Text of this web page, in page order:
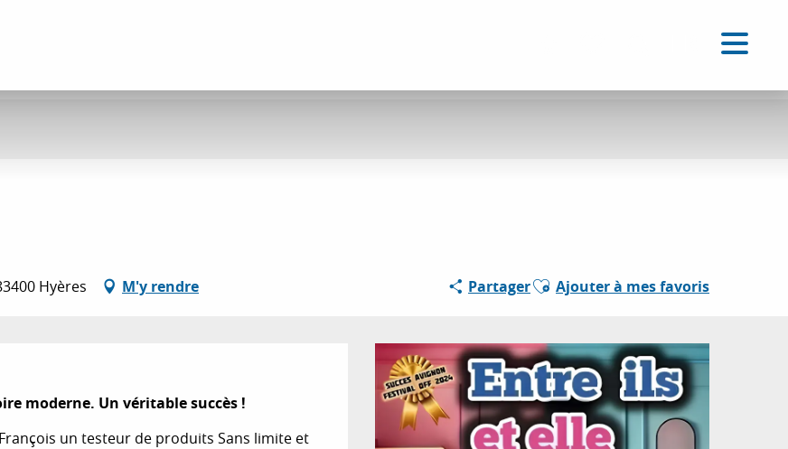
Hyères M'y rendre PartagerAjouter aux favoris
Ajouter à mes favoris
moderne. Un véritable succès !
un testeur de produits Sans limite et